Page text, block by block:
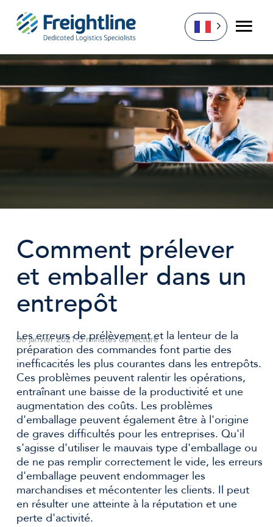
Skip
content
Comment prélever
et emballer dans un
entrepôt
06 janvier 2021-3 minutes de lecture
Les erreurs de prélèvement et la lenteur de la
préparation des commandes font partie des
inefficacités les plus courantes dans les entrepôts.
Ces problèmes peuvent ralentir les opérations,
entraînant une baisse de la productivité et une
augmentation des coûts. Les problèmes
d'emballage peuvent également être à l'origine
de graves difficultés pour les entreprises. Qu'il
s'agisse d'utiliser le mauvais type d'emballage ou
de ne pas remplir correctement le vide, les erreurs
d'emballage peuvent endommager les
marchandises et mécontenter les clients. Il peut
en résulter une atteinte à la réputation et une
perte d'activité.